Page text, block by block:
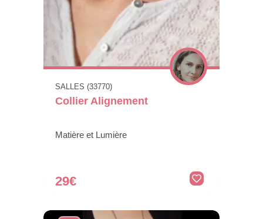
SALLES (33770)
Collier Alignement
Matière et Lumière
29€